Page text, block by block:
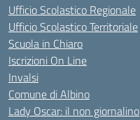
Ufficio Scolastico Regionale
Ufficio Scolastico Territoriale
Scuola in Chiaro
Iscrizioni On Line
Invalsi
Comune di Albino
Lady Oscar: il non giornalino